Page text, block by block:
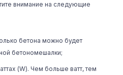
внимание на следующие
бетона можно будет
бетономешалки;
(W). Чем больше ватт, тем